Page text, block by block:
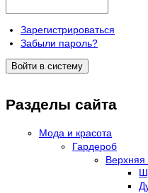
Зарегистрироваться
Забыли пароль?
Разделы сайта
Мода и красота
Гардероб
Верхняя